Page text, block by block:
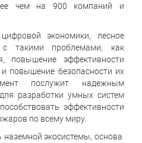
чем на 900 компаний и
экономики, лесное
с такими проблемами, как
повышение эффективности
повышение безопасности их
послужит надежным
разработки умных систем
эффективности
по всему миру.
экосистемы, основа